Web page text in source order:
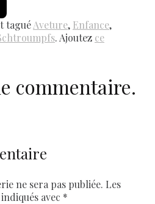
taguéAveture, Enfance,
. Ajoutez ce
commentaire.
ne sera pas publiée. Les
avec *